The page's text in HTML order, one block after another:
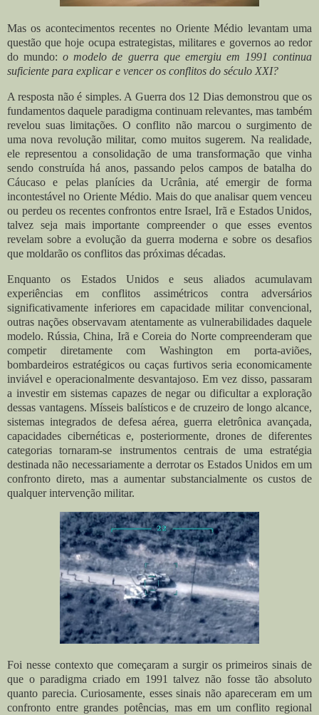
Mas os acontecimentos recentes no Oriente Médio levantam uma
questão que hoje ocupa estrategistas, militares e governos ao redor
do mundo:o modelo de guerra que emergiu em 1991 continua
suficiente para explicar e vencer os conflitos do século XXI?
A resposta não é simples. A Guerra dos 12 Dias demonstrou que os
fundamentos daquele paradigma continuam relevantes, mas também
revelou suas limitações. O conflito não marcou o surgimento de
uma nova revolução militar, como muitos sugerem. Na realidade,
ele representou a consolidação de uma transformação que vinha
sendo construída há anos, passando pelos campos de batalha do
Cáucaso e pelas planícies da Ucrânia, até emergir de forma
incontestável no Oriente Médio. Mais do que analisar quem venceu
ou perdeu os recentes confrontos entre Israel, Irã e Estados Unidos,
talvez seja mais importante compreender o que esses eventos
revelam sobre a evolução da guerra moderna e sobre os desafios
que moldarão os conflitos das próximas décadas.
Enquanto os Estados Unidos e seus aliados acumulavam
experiências em conflitos assimétricos contra adversários
significativamente inferiores em capacidade militar convencional,
outras nações observavam atentamente as vulnerabilidades daquele
modelo. Rússia, China, Irã e Coreia do Norte compreenderam que
competir diretamente com Washington em porta-aviões,
bombardeiros estratégicos ou caças furtivos seria economicamente
inviável e operacionalmente desvantajoso. Em vez disso, passaram
a investir em sistemas capazes de negar ou dificultar a exploração
dessas vantagens. Mísseis balísticos e de cruzeiro de longo alcance,
sistemas integrados de defesa aérea, guerra eletrônica avançada,
capacidades cibernéticas e, posteriormente, drones de diferentes
categorias tornaram-se instrumentos centrais de uma estratégia
destinada não necessariamente a derrotar os Estados Unidos em um
confronto direto, mas a aumentar substancialmente os custos de
qualquer intervenção militar.
Foi nesse contexto que começaram a surgir os primeiros sinais de
que o paradigma criado em 1991 talvez não fosse tão absoluto
quanto parecia. Curiosamente, esses sinais não apareceram em um
confronto entre grandes potências, mas em um conflito regional